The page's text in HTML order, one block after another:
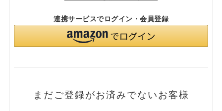
連携サービスでログイン・会員登録
まだご登録がお済みでないお客様